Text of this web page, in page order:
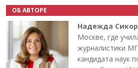
ОБ АВТОРЕ
Надежда
Москве, где
журналистики
кандидата наук